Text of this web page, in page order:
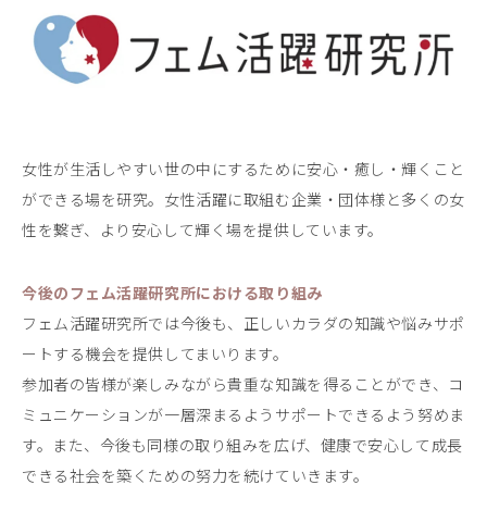
女性が生活しやすい世の中にするために安心・癒し・輝くこと
ができる場を研究。女性活躍に取組む企業・団体様と多くの女
性を繋ぎ、より安心して輝く場を提供しています。
今後のフェム活躍研究所における取り組み
フェム活躍研究所では今後も、正しいカラダの知識や悩みサポ
ートする機会を提供してまいります。
参加者の皆様が楽しみながら貴重な知識を得ることができ、コ
ミュニケーションが一層深まるようサポートできるよう努めま
す。また、今後も同様の取り組みを広げ、健康で安心して成長
できる社会を築くための努力を続けていきます。